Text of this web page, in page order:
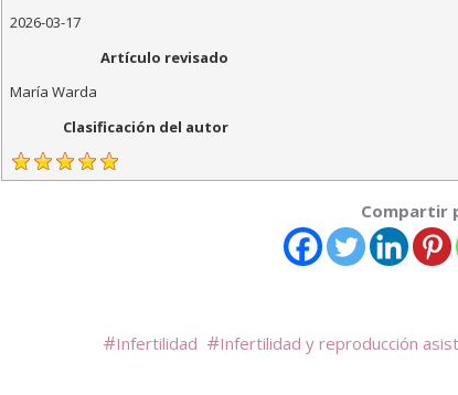
2026-03-17
Artículo revisado
María Warda
Clasificación del autor
Compartir
Infertilidad Infertilidad y reproducción